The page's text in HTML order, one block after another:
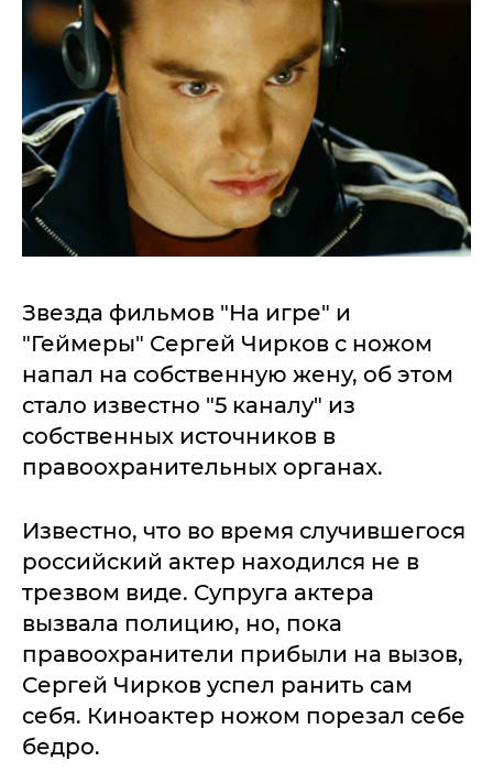
Звезда фильмов "На игре" и
"Геймеры" Сергей Чирков с ножом
напал на собственную жену, об этом
стало известно "5 каналу" из
собственных источников в
правоохранительных органах.
Известно, что во время случившегося
российский актер находился не в
трезвом виде. Супруга актера
вызвала полицию, но, пока
правоохранители прибыли на вызов,
Сергей Чирков успел ранить сам
себя. Киноактер ножом порезал себе
бедро.